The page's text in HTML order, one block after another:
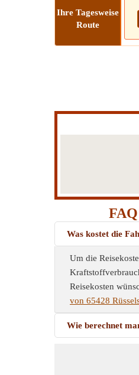
Ihre Tagesweise
Route
Was kostet die
Um die
Reisekosten
von 65428
Wie berechnet